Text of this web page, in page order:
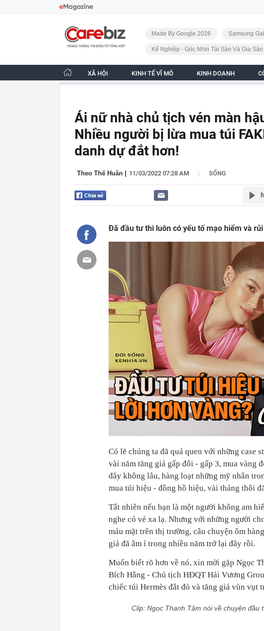
CafeBiz - Trang chủ
Made By Google 2026 Samsung
Kế Nghiệp - Góc Nhìn Tài Sản Và Gia Sản
XÃ HỘI KINH TẾ VĨ MÔ KINH DOANH
Ái nữ nhà chủ tịch vén màn
Nhiều người bị lừa mua túi
danh dự đắt hơn!
Theo Thế Huân 11/03/2022 07:28 AM | SỐNG
Đã đầu tư thì luôn có yếu tố mạo hiểm và
Có lẽ chúng ta đã quá quen với những case
vài năm tăng giá gấp đôi - gấp 3, mua vàng
đây không lâu, hàng loạt những mỹ nhân
mua túi hiệu - đồng hồ hiệu, vài tháng thôi
Tất nhiên nếu bạn là một người không am
nghe có vẻ xa lạ. Nhưng với những người
máu mặt trên thị trường, câu chuyện ôm
giá đã âm ỉ trong nhiều năm trở lại đây rồi.
Muốn biết rõ hơn về nó, xin mời gặp Ngọc
Bích Hằng - Chủ tịch HĐQT Hải Vương
chiếc túi Hermès đắt đỏ và tăng giá vùn vụt
Clip: Ngọc Thanh Tâm nói về chuyện